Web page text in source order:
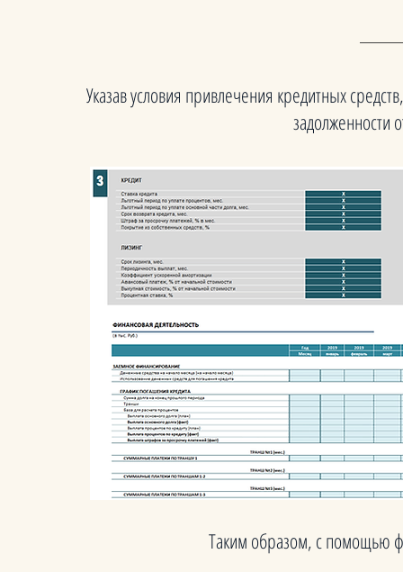
Указав условия привлечения кредитных
задолженности
Таким образом, с помощью